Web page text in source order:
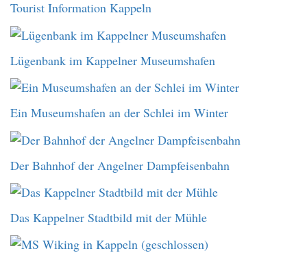
Tourist Information Kappeln
Lügenbank im Kappelner Museumshafen
Ein Museumshafen an der Schlei im Winter
Der Bahnhof der Angelner Dampfeisenbahn
Das Kappelner Stadtbild mit der Mühle